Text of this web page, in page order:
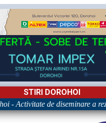
STIRI DOROHOI
Activitate de diseminare a